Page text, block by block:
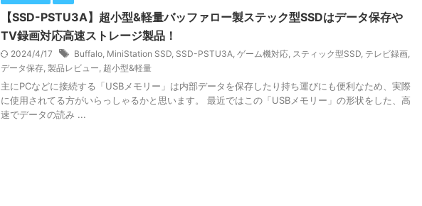
【SSD-PSTU3A】超小型&軽量バッファロー製ステック型SSDはデータ保存や
TV録画対応高速ストレージ製品！
2024/4/17 Buffalo, MiniStation SSD, SSD-PSTU3A, ゲーム機対応, スティック型SSD, テレビ録画,
データ保存, 製品レビュー, 超小型&軽量
主にPCなどに接続する「USBメモリー」は内部データを保存したり持ち運びにも便利なため、実際
に使用されてる方がいらっしゃるかと思います。 最近ではこの「USBメモリー」の形状をした、高
速でデータの読み ...